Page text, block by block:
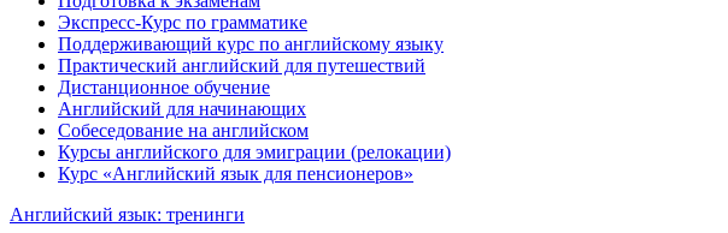
Экспресс-Курс по грамматике
Поддерживающий курс по английскому языку
Практический английский для путешествий
Дистанционное обучение
Английский для начинающих
Собеседование на английском
Курсы английского для эмиграции (релокации)
Курс «Английский язык для пенсионеров»
Английский язык: тренинги